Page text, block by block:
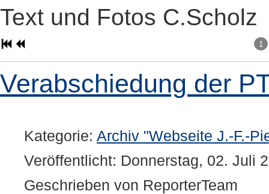
Text und Fotos C.Scholz
1
Verabschiedung der
Kategorie: Archiv "Webseite J.-F.-
Veröffentlicht: Donnerstag, 02. Juli
Geschrieben von ReporterTeam